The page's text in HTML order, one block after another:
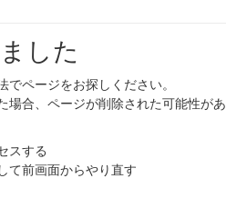
した
ページをお探しください。
場合、ページが削除された可能性があ
スする
て前画面からやり直す